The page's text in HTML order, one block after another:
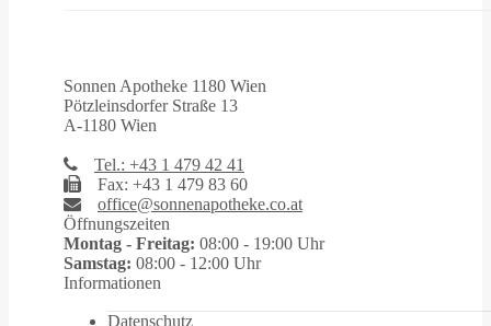
Sonnen Apotheke 1180 Wien
Pötzleinsdorfer Straße 13
A-1180 Wien
Tel.: +43 1 479 42 41
Fax: +43 1 479 83 60
office@sonnenapotheke.co.at
Öffnungszeiten
Montag - Freitag: 08:00 - 19:00 Uhr
Samstag: 08:00 - 12:00 Uhr
Informationen
Datenschutz